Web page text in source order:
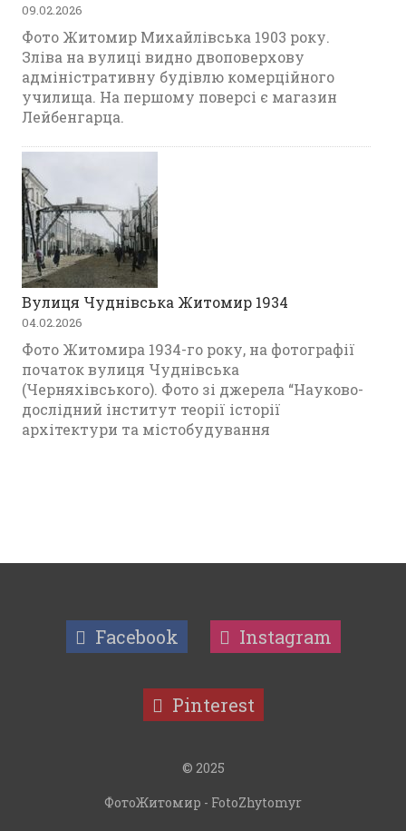
09.02.2026
Фото Житомир Михайлівська 1903 року.
Зліва на вулиці видно двоповерхову
адміністративну будівлю комерційного
училища. На першому поверсі є магазин
Лейбенгарца.
Вулиця Чуднівська Житомир 1934
04.02.2026
Фото Житомира 1934-го року, на фотографії
початок вулиця Чуднівська
(Черняхівського). Фото зі джерела “Науково-
дослідний інститут теорії історії
архітектури та містобудування
Facebook Instagram
Pinterest
© 2025
ФотоЖитомир - FotoZhytomyr